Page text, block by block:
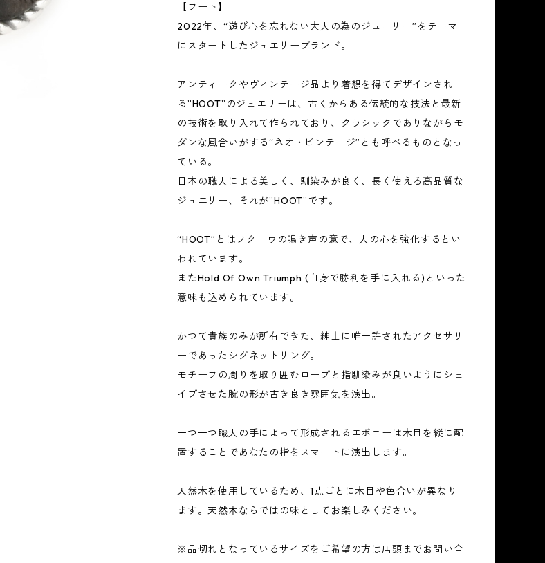
【フート】
2022年、“遊び心を忘れない大人の為のジュエリー”をテーマ
にスタートしたジュエリーブランド。
アンティークやヴィンテージ品より着想を得てデザインされ
る”HOOT”のジュエリーは、古くからある伝統的な技法と最新
の技術を取り入れて作られており、クラシックでありながらモ
ダンな風合いがする“ネオ・ビンテージ”とも呼べるものとなっ
ている。
日本の職人による美しく、馴染みが良く、長く使える高品質な
ジュエリー、それが”HOOT”です。
“HOOT”とはフクロウの鳴き声の意で、人の心を強化するとい
われています。
またHold Of Own Triumph (自身で勝利を手に入れる)といった
意味も込められています。
かつて貴族のみが所有できた、紳士に唯一許されたアクセサリ
ーであったシグネットリング。
モチーフの周りを取り囲むロープと指馴染みが良いようにシェ
イプさせた腕の形が古き良き雰囲気を演出。
一つ一つ職人の手によって形成されるエボニーは木目を縦に配
置することであなたの指をスマートに演出します。
天然木を使用しているため、1点ごとに木目や色合いが異なり
ます。天然木ならではの味としてお楽しみください。
※品切れとなっているサイズをご希望の方は店頭までお問い合